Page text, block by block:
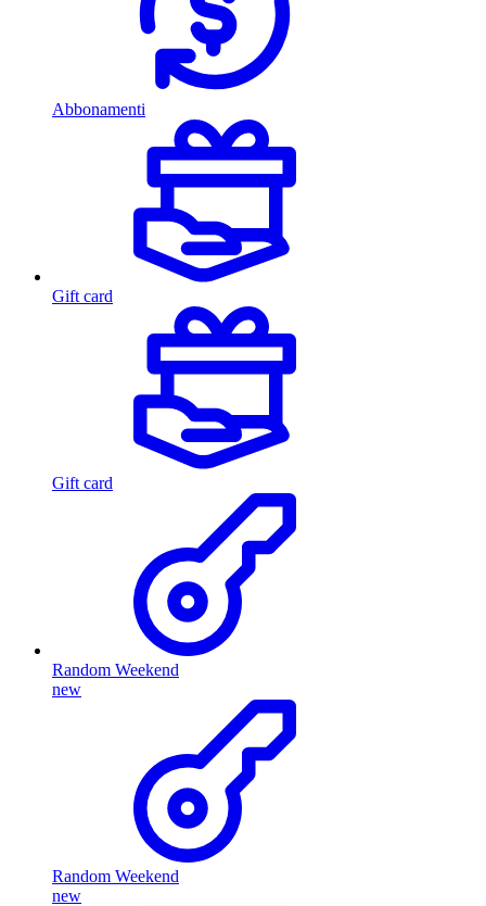
Abbonamenti
Gift card
Gift card
Random Weekend
new
Random Weekend
new